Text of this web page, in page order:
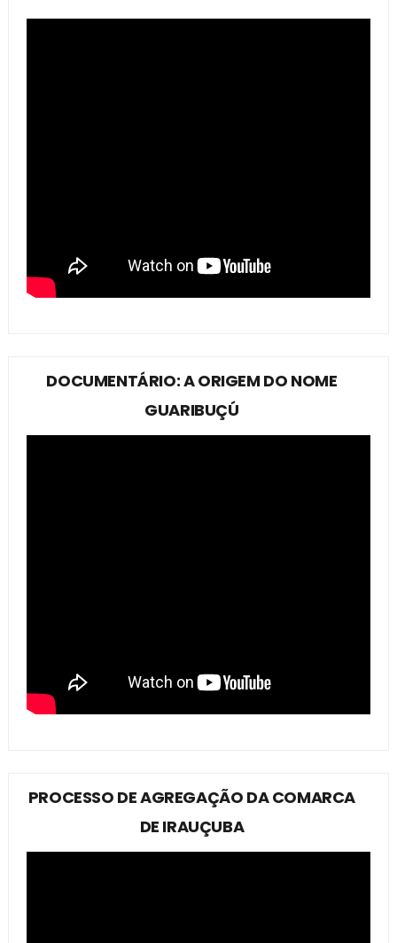
DOCUMENTÁRIO: A ORIGEM DO NOME
GUARIBUÇÚ
PROCESSO DE AGREGAÇÃO DA COMARCA
DE IRAUÇUBA